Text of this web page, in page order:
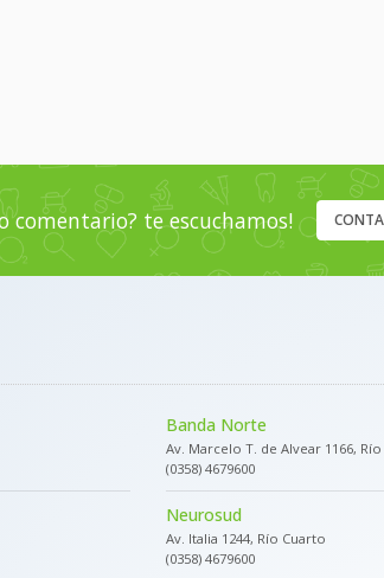
comentario? te escuchamos!
Banda Norte
Av. Marcelo T. de Alvear 1166,
(0358) 4679600
Neurosud
Av. Italia 1244, Río Cuarto
(0358) 4679600